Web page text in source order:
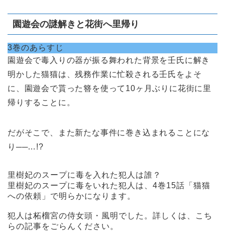
園遊会の謎解きと花街へ里帰り
3巻のあらすじ
園遊会で毒入りの器が振る舞われた背景を壬氏に解き
明かした猫猫は、残務作業に忙殺される壬氏をよそ
に、園遊会で貰った簪を使って10ヶ月ぶりに花街に里
帰りすることに。
だがそこで、また新たな事件に巻き込まれることにな
り──…!?
里樹妃のスープに毒を入れた犯人は誰？
里樹妃のスープに毒をいれた犯人は、4巻15話「猫猫
への依頼」で明らかになります。
犯人は柘榴宮の侍女頭・風明でした。詳しくは、こち
らの記事をごらんください。